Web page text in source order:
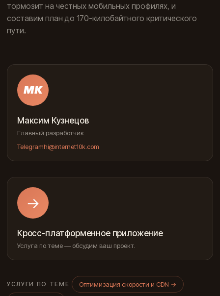
тормозит на честных мобильных профилях, и
составим план до 170-килобайтного критического
пути.
МК
Максим Кузнецов
Главный разработчик
Telegramhi@internet10k.com
→
Кросс-платформенное приложение
Услуга по теме — обсудим ваш проект.
УСЛУГИ ПО ТЕМЕ Оптимизация скорости и CDN →